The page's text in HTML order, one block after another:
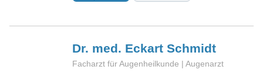
Dr. med. EckartSchmidt
Facharzt für Augenheilkunde | Augenarzt